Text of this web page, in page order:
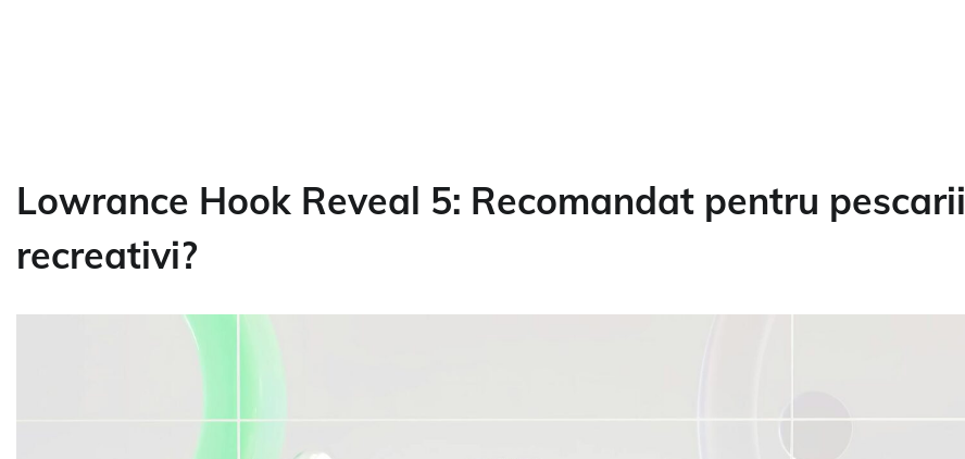
Lowrance Hook Reveal 5: Recomandat pentru pescarii
recreativi?